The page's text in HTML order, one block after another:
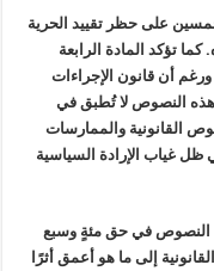
على حظر تقييد الحرية
تؤكد المادة الرابعة
أن قانون الإجراءات
هذه النصوص لا تُطبق في
القانونية والممارسات
ظل غياب الإرادة السياسية
النصوص في حق مئةٍ وسبع
إلى ما هو أعمق أثرًا